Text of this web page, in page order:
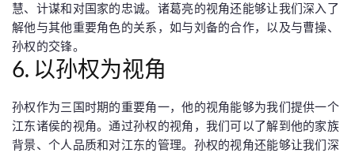
慧、计谋和对国家的忠诚。诸葛亮的视角还能够让我们深入了
解他与其他重要角色的关系，如与刘备的合作，以及与曹操、
孙权的交锋。
6. 以孙权为视角
孙权作为三国时期的重要角一，他的视角能够为我们提供一个
江东诸侯的视角。通过孙权的视角，我们可以了解到他的家族
背景、个人品质和对江东的管理。孙权的视角还能够让我们深